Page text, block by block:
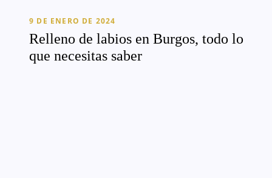
9 DE ENERO DE 2024
Relleno de labios en Burgos, todo lo
que necesitas saber